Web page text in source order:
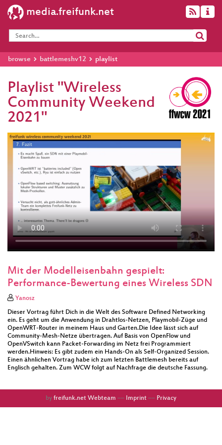
media.freifunk.net
browse battlemeshv12 playlist
Playlist "Wireless
Community Weekend
2021"
Mit der Modelleisenbahn gespielt:
Performance-Bewertung eines Wireless SDN
Yanosz
Dieser Vortrag führt Dich in die Welt des Software Defined Networking
ein. Es geht um die Anwendung in Drahtlos-Netzen, Playmobil-Züge und
OpenWRT-Router in meinem Haus und Garten.Die Idee lässt sich auf
Community-Mesh-Netze übertragen. Auf Basis von OpenFlow und
OpenVSwitch kann Packet-Forwarding im Netz frei Programmiert
werden.Hinweis: Es gibt zudem ein Hands-On als Self-Organized Session.
Einen ähnlichen Vortrag habe ich zum letzten Battlemesh bereits auf
Englisch gehalten. Zum WCW folgt auf Nachfrage die deutsche Fassung.
by freifunk.net Webteam –– Imprint –– Privacy